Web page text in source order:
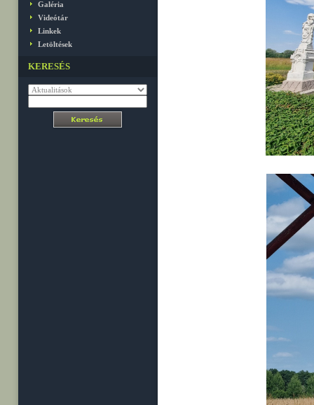
Galéria
Videótár
Linkek
Letöltések
KERESÉS